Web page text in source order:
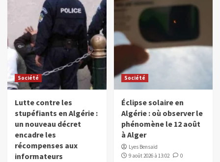
Société
Lutte contre les
stupéfiants en Algérie :
un nouveau décret
encadre les
récompenses aux
informateurs
Société
Éclipse solaire en
Algérie : où observer le
phénomène le 12 août
à Alger
Lyes Bensaïd
9 août 2026 à 13:02
0